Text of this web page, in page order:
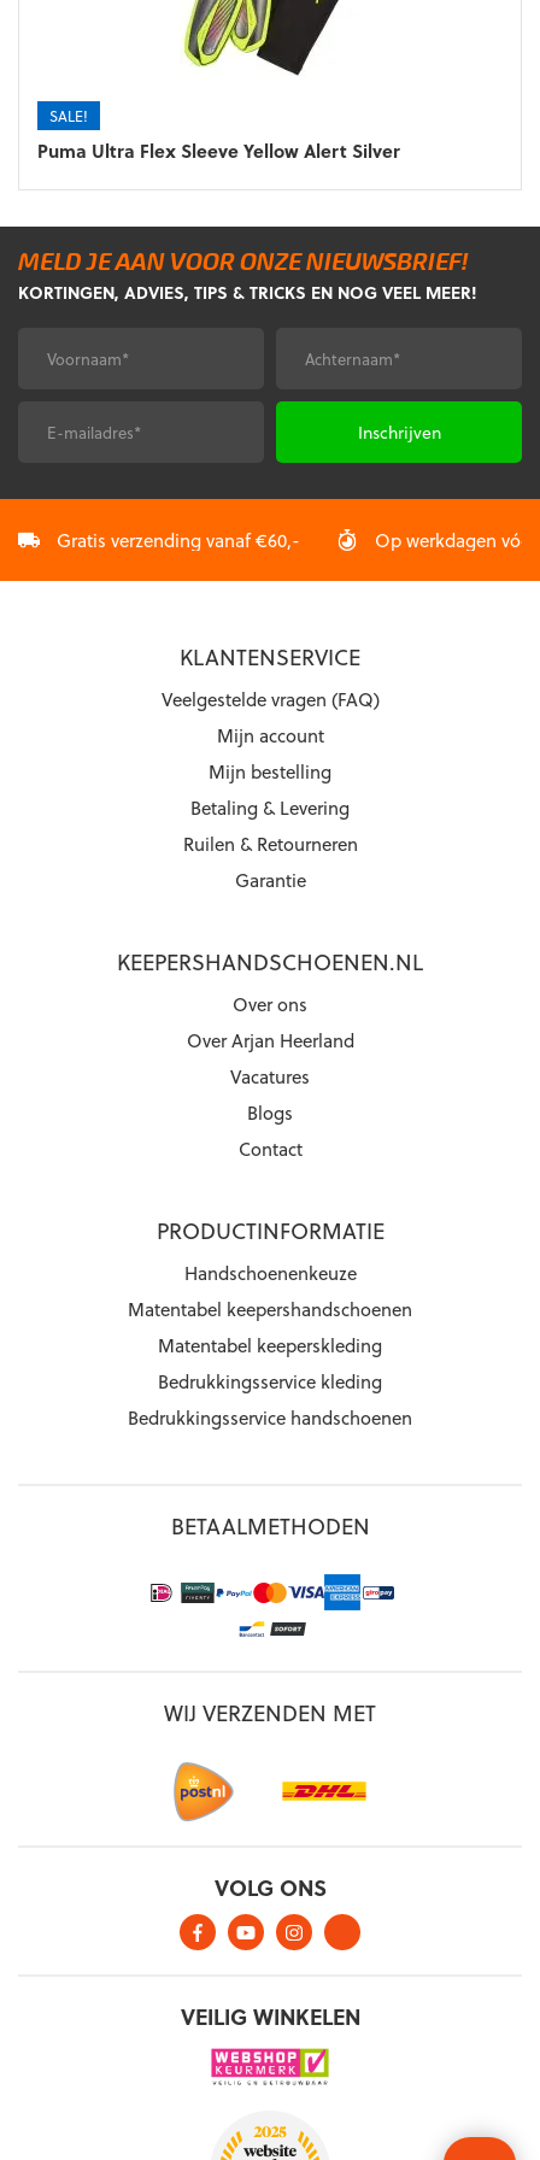
de
productpagina
SALE!
Puma Ultra Flex Sleeve Yellow Alert Silver
MELD JE AAN VOOR ONZE NIEUWSBRIEF!
KORTINGEN, ADVIES, TIPS & TRICKS EN NOG VEEL MEER!
Voornaam* Achternaam*
Gratis verzending vanaf €60,- Op werkdagen
KLANTENSERVICE
Veelgestelde vragen (FAQ)
Mijn account
Mijn bestelling
Betaling & Levering
Ruilen & Retourneren
Garantie
KEEPERSHANDSCHOENEN.NL
Over ons
Over Arjan Heerland
Vacatures
Blogs
Contact
PRODUCTINFORMATIE
Handschoenenkeuze
Matentabel keepershandschoenen
Matentabel keeperskleding
Bedrukkingsservice kleding
Bedrukkingsservice handschoenen
BETAALMETHODEN
WIJ VERZENDEN MET